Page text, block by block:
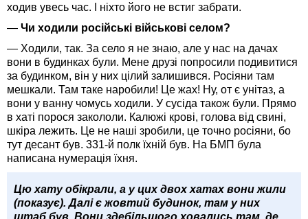
ходив увесь час. І ніхто його не встиг забрати.
— Чи ходили російські військові селом?
— Ходили, так. За село я не знаю, але у нас на дачах
вони в будинках були. Мене друзі попросили подивитися
за будинком, він у них цілий залишився. Росіяни там
мешкали. Там таке наробили! Це жах! Ну, от є унітаз, а
вони у ванну чомусь ходили. У сусіда також були. Прямо
в хаті порося закололи. Калюжі крові, голова від свині,
шкіра лежить. Це не наші зробили, це точно росіяни, бо
тут десант був. 331-й полк їхній був. На БМП була
написана нумерація їхня.
Цю хату обікрали, а у цих двох хатах вони жили
(показує). Далі є жовтий будинок, там у них
штаб був. Вони здебільшого ховались там, де